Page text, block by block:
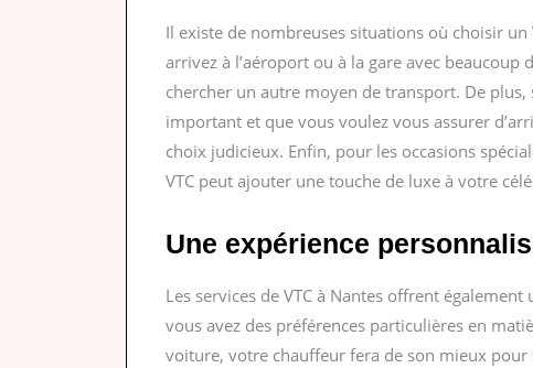
Il existe de nombreuses situations où choisir
arrivez à l’aéroport ou à la gare avec beaucoup
chercher un autre moyen de transport. De plus,
important et que vous voulez vous assurer
choix judicieux. Enfin, pour les occasions
VTC peut ajouter une touche de luxe à votre
Une expérience
Les services de VTC à Nantes offrent
vous avez des préférences particulières en
voiture, votre chauffeur fera de son mieux